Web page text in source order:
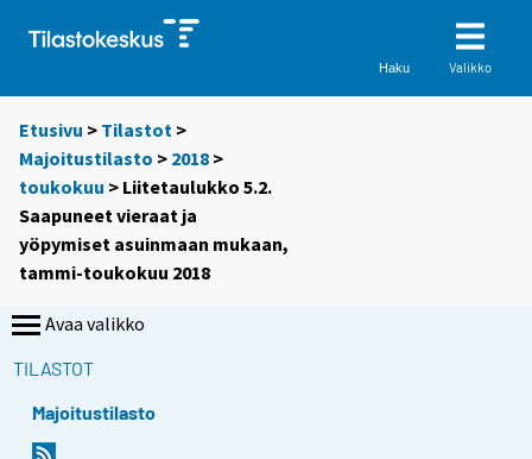
Haku Valikko
Etusivu > Tilastot >
Majoitustilasto > 2018 >
toukokuu > Liitetaulukko 5.2.
Saapuneet vieraat ja
yöpymiset asuinmaan mukaan,
tammi-toukokuu 2018
Avaa valikko
TILASTOT
Majoitustilasto